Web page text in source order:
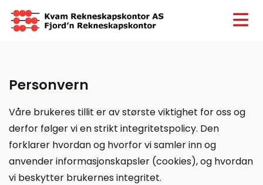
Personvern
Våre brukeres tillit er av største viktighet for oss og
derfor følger vi en strikt integritetspolicy. Den
forklarer hvordan og hvorfor vi samler inn og
anvender informasjonskapsler (cookies), og hvordan
vi beskytter brukernes integritet.